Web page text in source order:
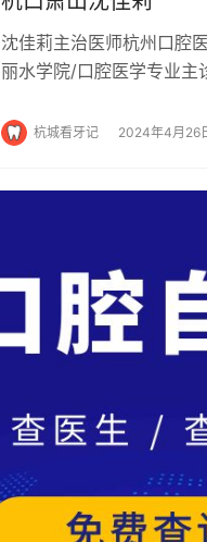
沈佳莉主治医师杭州口腔
丽水学院/口腔医学专业主
杭城看牙记 2024年4月26